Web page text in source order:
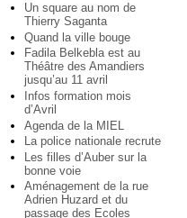
Un square au nom de
Thierry Saganta
Quand la ville bouge
Fadila Belkebla est au
Théâtre des Amandiers
jusqu’au 11 avril
Infos formation mois
d’Avril
Agenda de la MIEL
La police nationale recrute
Les filles d’Auber sur la
bonne voie
Aménagement de la rue
Adrien Huzard et du
passage des Ecoles